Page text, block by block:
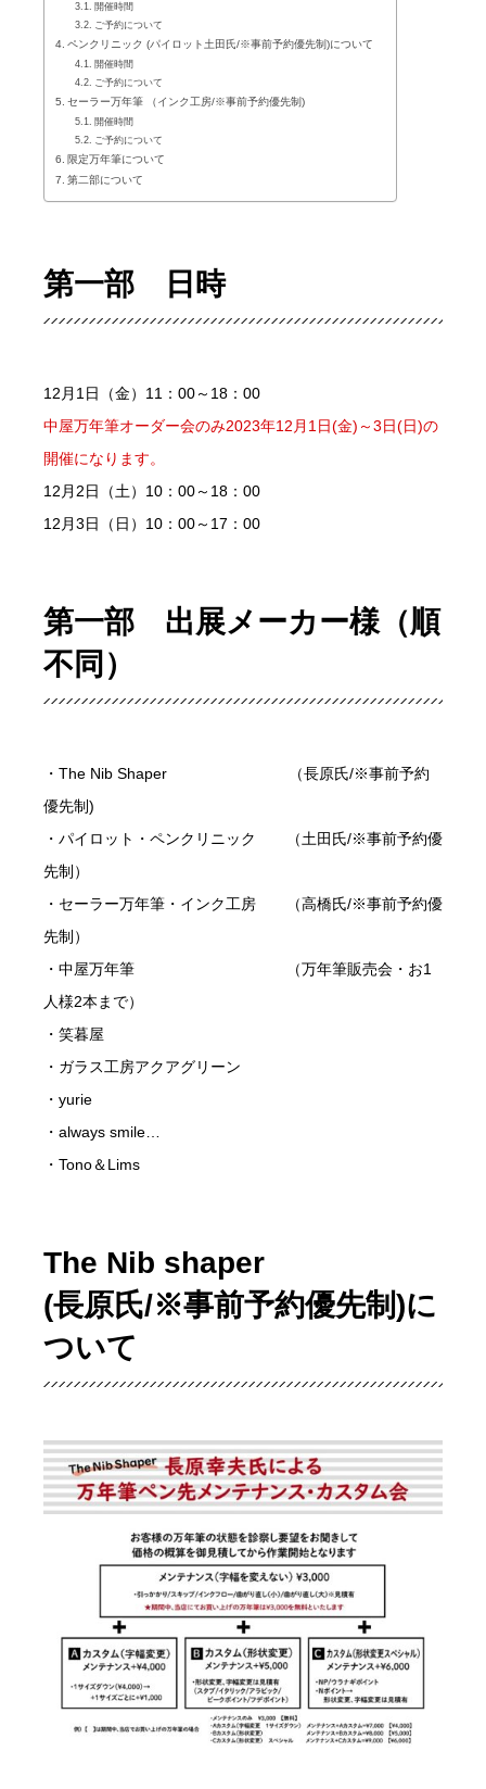
開催時間
ご予約について
ペンクリニック (パイロット土田氏/※事前予約優先制)について
開催時間
ご予約について
セーラー万年筆 （インク工房/※事前予約優先制)
開催時間
ご予約について
限定万年筆について
第二部について
第一部 日時
12月1日（金）11：00～18：00
中屋万年筆オーダー会のみ2023年12月1日(金)～3日(日)の
開催になります。
12月2日（土）10：00～18：00
12月3日（日）10：00～17：00
第一部 出展メーカー様（順
不同）
・The Nib Shaper （長原氏/※事前予約
優先制)
・パイロット・ペンクリニック （土田氏/※事前予約優
先制）
・セーラー万年筆・インク工房 （高橋氏/※事前予約優
先制）
・中屋万年筆 （万年筆販売会・お1
人様2本まで）
・笑暮屋
・ガラス工房アクアグリーン
・yurie
・always smile…
・Tono＆Lims
The Nib shaper
(長原氏/※事前予約優先制)に
ついて